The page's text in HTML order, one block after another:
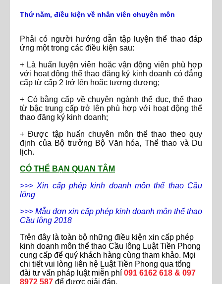
Thứ năm, điều kiện về nhân viên chuyên môn
Phải có người hướng dẫn tập luyện thể thao đáp
ứng một trong các điều kiện sau:
+ Là huấn luyện viên hoặc vận động viên phù hợp
với hoạt động thể thao đăng ký kinh doanh có đẳng
cấp từ cấp 2 trở lên hoặc tương đương;
+ Có bằng cấp về chuyên ngành thể dục, thể thao
từ bậc trung cấp trở lên phù hợp với hoạt động thể
thao đăng ký kinh doanh;
+ Được tập huấn chuyên môn thể thao theo quy
định của Bộ trưởng Bộ Văn hóa, Thể thao và Du
lịch.
CÓ THỂ BẠN QUAN TÂM
>>> Xin cấp phép kinh doanh môn thể thao Cầu
lông
>>> Mẫu đơn xin cấp phép kinh doanh môn thể thao
Cầu lông 2018
Trên đây là toàn bộ những điều kiện xin cấp phép
kinh doanh môn thể thao Cầu lông Luật Tiền Phong
cung cấp để quý khách hàng cùng tham khảo. Mọi
chi tiết vui lòng liên hệ Luật Tiền Phong qua tổng
đài tư vấn pháp luật miễn phí 091 6162 618 & 097
8972 587 để được giải đáp.